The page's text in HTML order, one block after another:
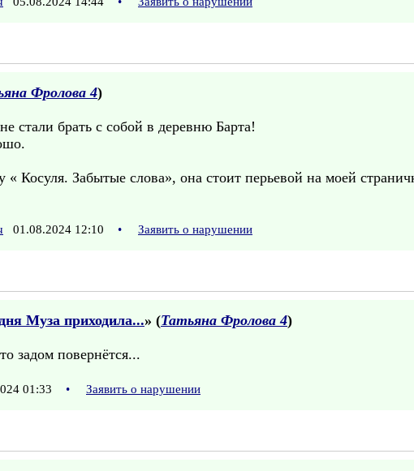
Фролова 4)
стали брать с собой в деревню Барта!
Косуля. Забытые слова», она стоит перьевой на моей
01.08.2024 12:10 • Заявить о нарушении
Муза приходила...» (Татьяна Фролова 4)
задом повернётся...
01:33 • Заявить о нарушении